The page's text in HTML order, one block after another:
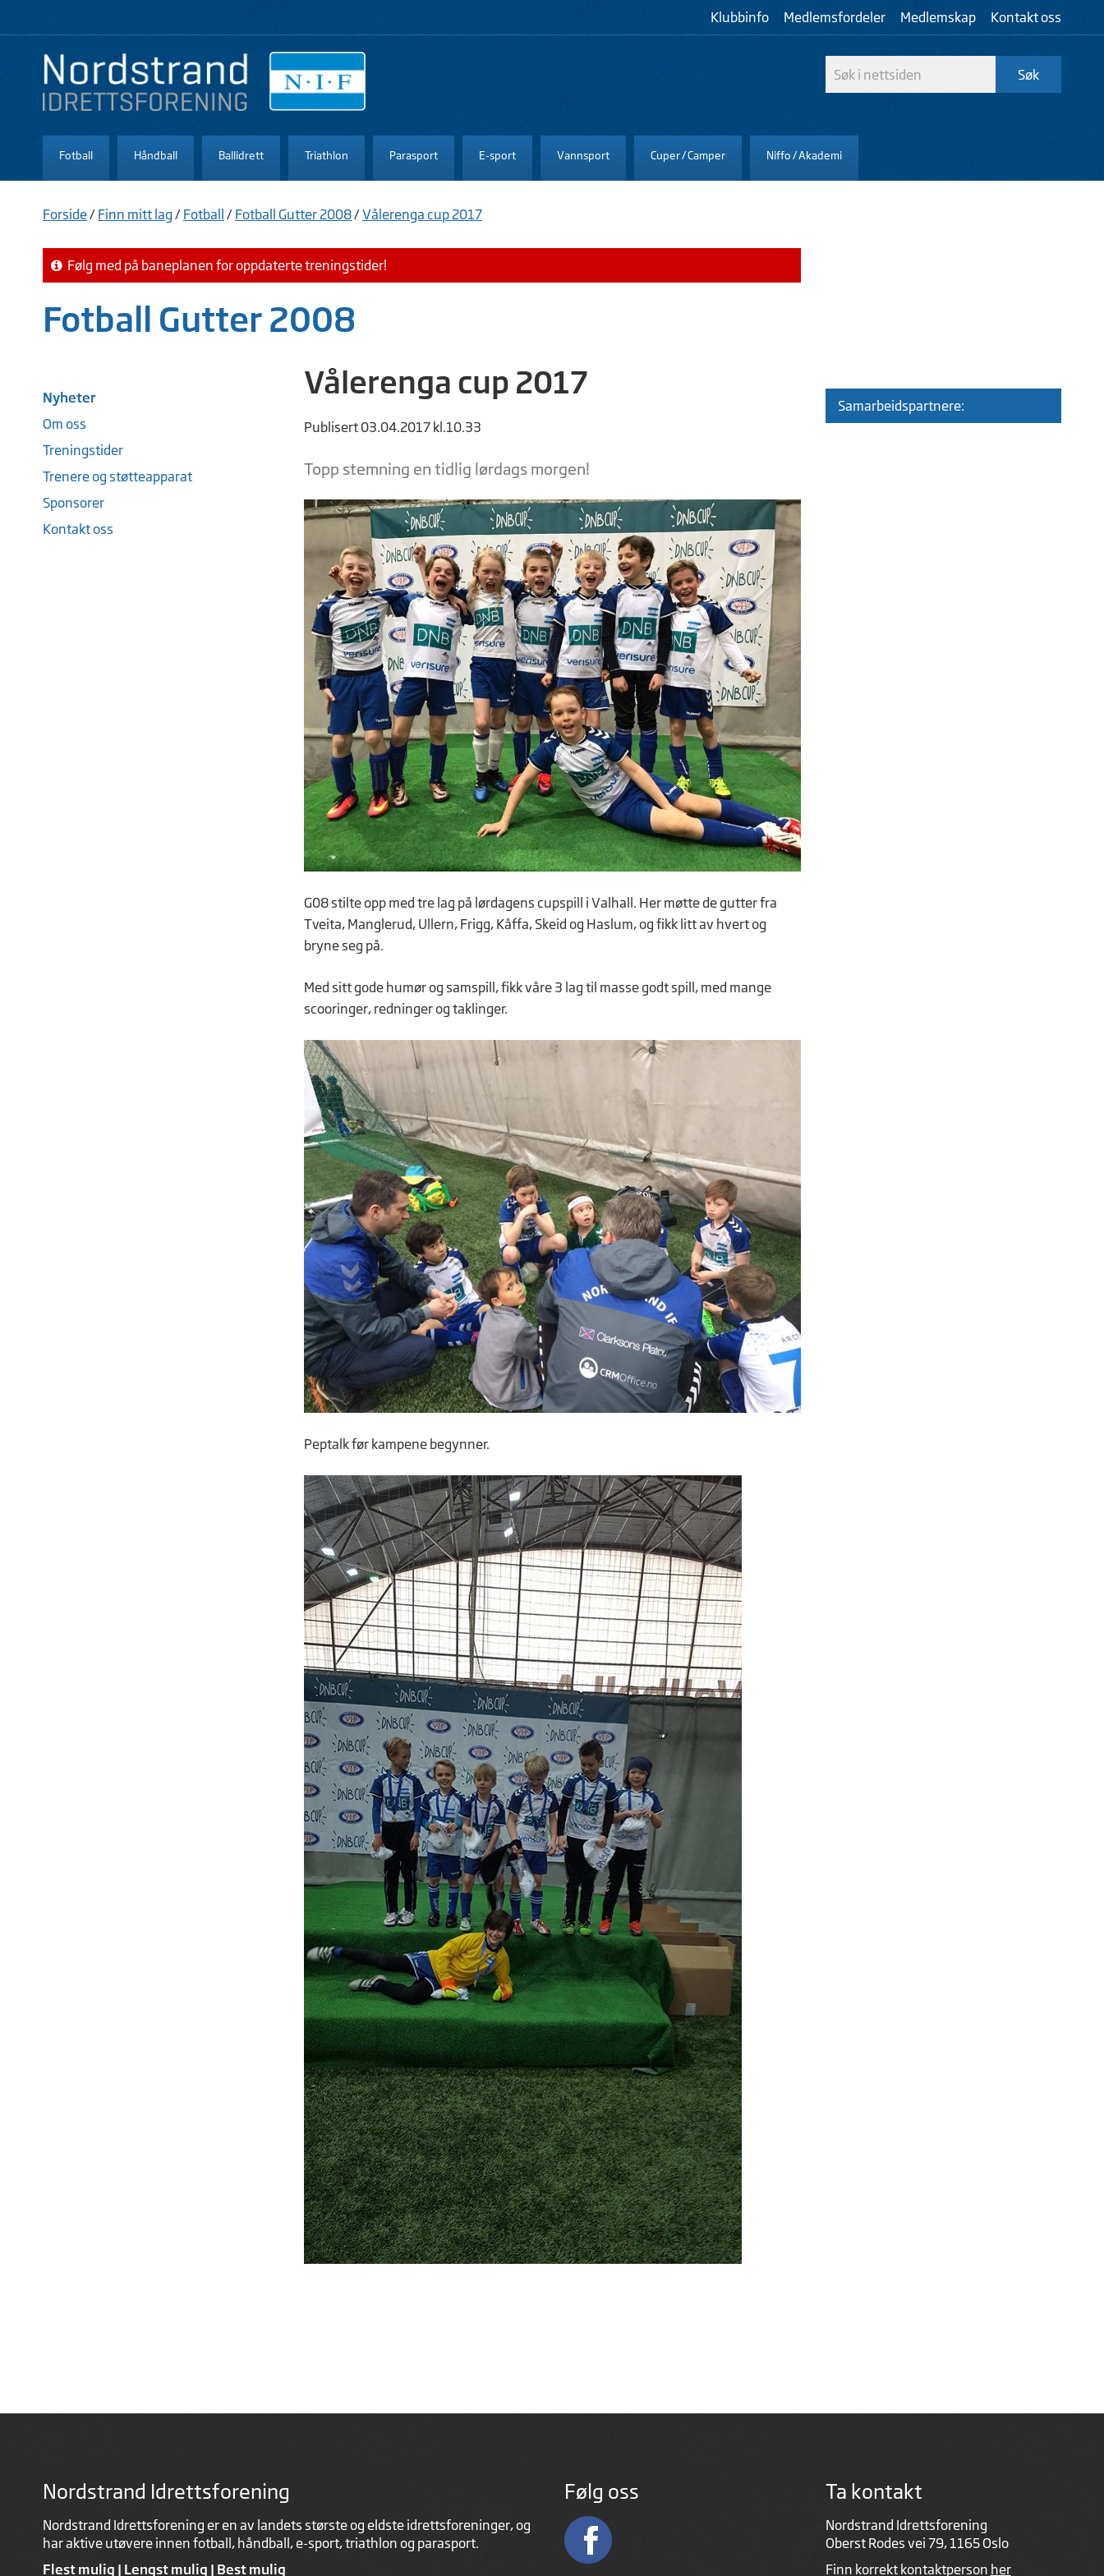
Klubbinfo Medlemsfordeler Medlemskap Kontakt oss
Fotball Håndball Ballidrett Triathlon Parasport E-sport Vannsport Cuper / Camper Niffo / Akademi
Forside/ Finn mitt lag / Fotball / Fotball Gutter 2008/Vålerenga cup 2017
Følg med på baneplanen for oppdaterte treningstider!
Fotball Gutter 2008
Nyheter
Om oss
Treningstider
Trenere og støtteapparat
Sponsorer
Kontakt oss
Vålerenga cup 2017
Publisert 03.04.2017 kl.10.33
Topp stemning en tidlig lørdags morgen!
G08 stilte opp med tre lag på lørdagens cupspill i Valhall. Her møtte de gutter fra
Tveita, Manglerud, Ullern, Frigg, Kåffa, Skeid og Haslum, og fikk litt av hvert og
bryne seg på.
Med sitt gode humør og samspill, fikk våre 3 lag til masse godt spill, med mange
scooringer, redninger og taklinger.
Peptalk før kampene begynner.
Samarbeidspartnere:
Nordstrand Idrettsforening
Nordstrand Idrettsforening er en av landets største og eldste idrettsforeninger, og
har aktive utøvere innen fotball, håndball, e-sport, triathlon og parasport.
Flest mulig | Lengst mulig | Best mulig
Følg oss Ta kontakt
Nordstrand Idrettsforening
Oberst Rodes vei 79, 1165 Oslo
Finn korrekt kontaktperson her